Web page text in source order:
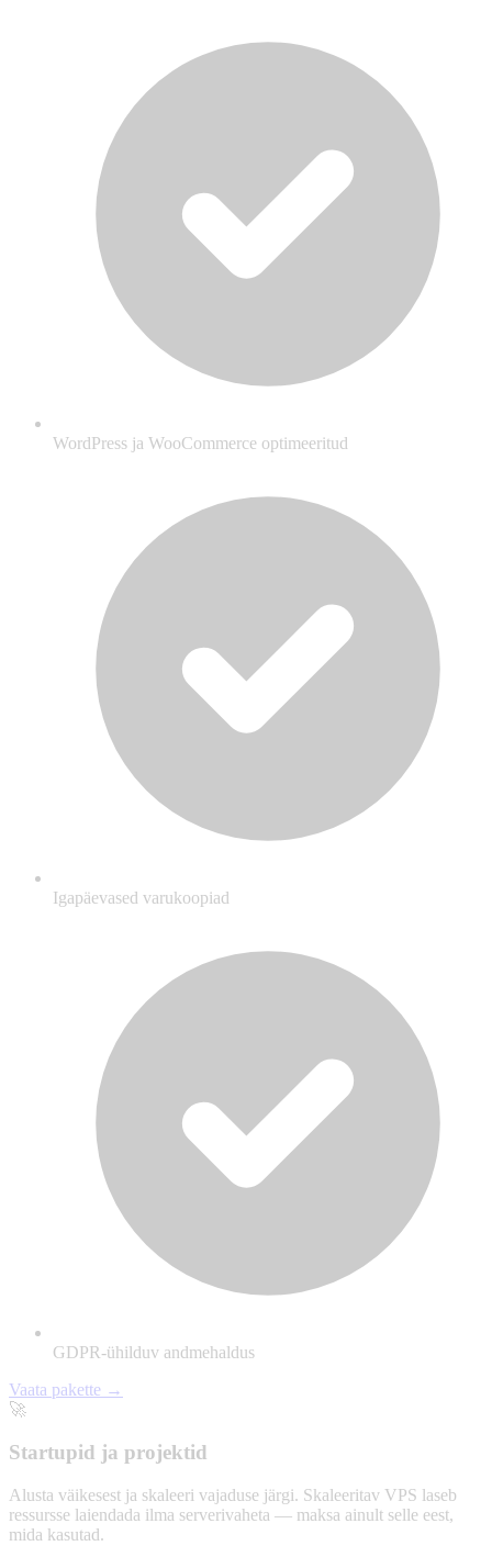
WordPress ja WooCommerce optimeeritud
Igapäevased varukoopiad
GDPR-ühilduv andmehaldus
Vaata pakette →
🚀
Startupid ja projektid
Alusta väikesest ja skaleeri vajaduse järgi. Skaleeritav VPS laseb
ressursse laiendada ilma serverivaheta — maksa ainult selle eest,
mida kasutad.